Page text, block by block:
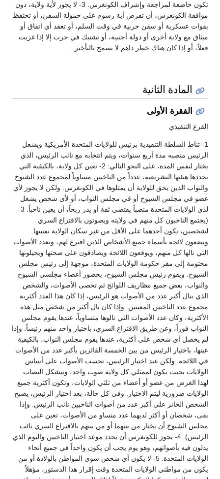
تكون خاضعة لمراجعة وإشراف الكونغرس. 3- لا يجوز لأية ولاية، دون
موافقة الكونغرس، أن تفرض أية رسوم على حمولة السفن، أو تحتفظ
بقوات عسكرية أو سفن حربية في وقت السلم، أو تعقد أي اتفاق أو
ميثاق مع ولاية أخرى أو دولة أجنبية، أو تشتبك في حرب إلا إذا غزيت
فعلاً، أو إذا كان هناك خطر داهم لا يسمح بالتأخير.
المادة الثانية
الفقرة الأولى
الفرع التنفيذي
1- تناط السلطة التنفيذية برئيس للولايات المتحدة الأمريكية ويشغل
الرئيس منصبه مدة أربع سنوات، ويتم انتخابه مع نائب الرئيس، الذي
يختار لنفس المدة، على النحو التالي: 2- تعين كل ولاية، بالكيفية التي
تحددها هيئتها التشريعية، عدداً من الناخبين مساوياً لمجموع عدد الشيوخ
والنواب الذين يحق للولاية أن يمثلوها في الكونغرس. ولكن لا يجوز لأي
عضو في مجلس الشيوخ أو في مجلس النواب، أو لأي شخص يشغل
لدى الولايات المتحدة منصباً يقتضي ثقة أو يدر ربحاً، أن يعين ناخباً. 3-
(يجتمع الناخبون كل منهم في ولايته ويصوتون بالاقتراع السري
لشخصين، يكون أحدهما على الأقل من غير سكان الولاية نفسها.
ويضعون لائحة بأسماء جميع الأشخاص الذين اقترع لهم، وبعدد الأصوات
التي نالها كل منهم، ويوقعون اللائحة ويصادقون على صحتها ويحيلونها
مختومة إلى مقر حكومة الولايات المتحدة، موجهة إلى رئيس مجلس
الشيوخ. ويقوم رئيس مجلس الشيوخ، بحضور أعضاء مجلسي الشيوخ
والنواب، بفض جميع مظاريف اللوائح ثم تحصى الأصوات، والشخص
الذي ينال أكبر عدد من الأصوات هو الرئيس، إذا كان هذا العدد أكثرية
مجموع عدد الناخبين المعينين. وإذا كان نال أكثر من شخص مثل هذه
الأكثرية، وكان عدد الأصوات التي نالوها متساوياً، عندها يقوم مجلس
النواب فوراً، وعن طريق الاقتراع السري، باختيار واحد منهم رئيساً. وإذا
لم يحصل أي شخص على أكثرية، عندها يقوم مجلس النواب، بالكيفية
عينها، باختيار الرئيس من بين الخمسة الفائزين بأكبر عدد من الأصوات
في اللائحة. ولكن عند اختيار الرئيس، تحسب الأصوات على أساس
الولايات بحيث يكون لممثلي كل ولاية صوت واحد، ويتشكل النصاب
لهذا الغرض من عضو أو أعضاء من ثلثي الولايات، وتكون أكثرية جميع
الولايات ضرورية ليتم الاختيار. وفي كل حالة، بعد اختيار الرئيس، يصبح
الشخص الحائز على أكبر عدد من أصوات الناخبين نائب الرئيس. وإذا
بقى، شخصان أو أكثر لديهما عدد متساو من الأصوات، تعين على
مجلس الشيوخ أن يختار من بينهما أو من بينهم بالاقتراع السري نائب
الرئيس). 4- يجوز للكونغرس أن يحدد موعد اختيار الناخبين واليوم الذي
يدلون فيه بأصواتهم، وهو يوم يجب أن يكون واحداً في جميع أنحاء
الولايات المتحدة. 5- لا يكون أي شخص سوى المواطن بالولادة أو من
يكون من مواطني الولايات المتحدة وقت إقرار هذا الدستور، مؤهلاً